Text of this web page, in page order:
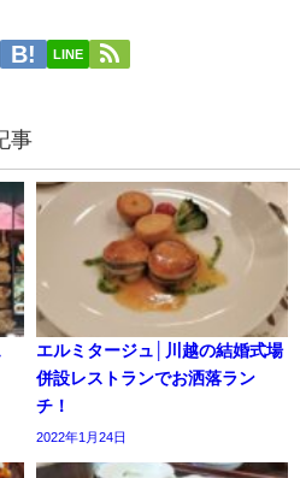
LINE
事
エルミタージュ│川越の結婚式場
併設レストランでお洒落ラン
チ！
2022年1月24日